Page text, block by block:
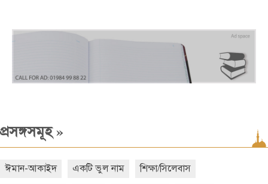
প্রসঙ্গসমূহ»
ঈমান-আকাইদ একটি ভুল নাম শিক্ষা/সিলেবাস